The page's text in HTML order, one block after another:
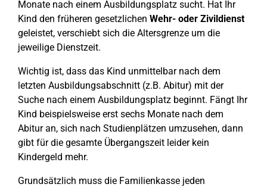
Monate nach einem Ausbildungsplatz sucht. Hat Ihr
Kind den früheren gesetzlichen Wehr- oder Zivildienst
geleistet, verschiebt sich die Altersgrenze um die
jeweilige Dienstzeit.
Wichtig ist, dass das Kind unmittelbar nach dem
letzten Ausbildungsabschnitt (z.B. Abitur) mit der
Suche nach einem Ausbildungsplatz beginnt. Fängt Ihr
Kind beispielsweise erst sechs Monate nach dem
Abitur an, sich nach Studienplätzen umzusehen, dann
gibt für die gesamte Übergangszeit leider kein
Kindergeld mehr.
Grundsätzlich muss die Familienkasse jeden